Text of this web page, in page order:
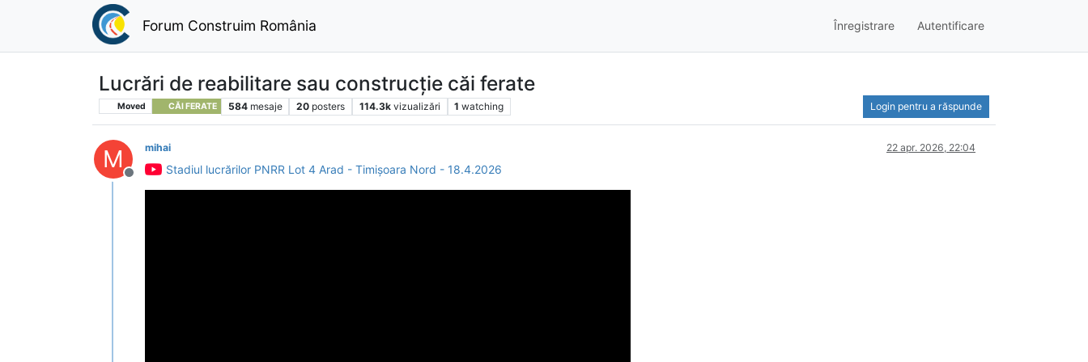
Forum Construim România Înregistrare Autentificare
Lucrări de reabilitare sau construcție căi ferate
Moved CĂI FERATE 584 mesaje 20 posters 114.3k vizualizări 1 watching Login pentru a răspunde
M
Deconectat
mihai 22 apr. 2026, 22:04
Stadiul lucrărilor PNRR Lot 4 Arad - Timișoara Nord - 18.4.2026